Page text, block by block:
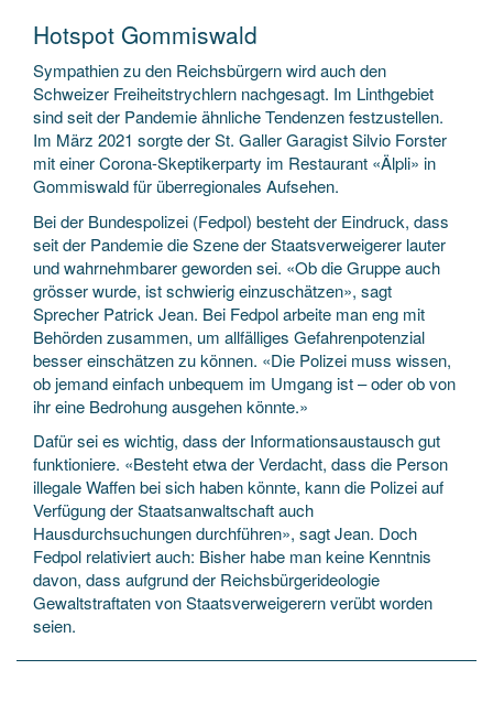
Hotspot Gommiswald
Sympathien zu den Reichsbürgern wird auch den
Schweizer Freiheitstrychlern nachgesagt. Im Linthgebiet
sind seit der Pandemie ähnliche Tendenzen festzustellen.
Im März 2021 sorgte der St. Galler Garagist Silvio Forster
mit einer Corona-Skeptikerparty im Restaurant «Älpli» in
Gommiswald für überregionales Aufsehen.
Bei der Bundespolizei (Fedpol) besteht der Eindruck, dass
seit der Pandemie die Szene der Staatsverweigerer lauter
und wahrnehmbarer geworden sei. «Ob die Gruppe auch
grösser wurde, ist schwierig einzuschätzen», sagt
Sprecher Patrick Jean. Bei Fedpol arbeite man eng mit
Behörden zusammen, um allfälliges Gefahrenpotenzial
besser einschätzen zu können. «Die Polizei muss wissen,
ob jemand einfach unbequem im Umgang ist – oder ob von
ihr eine Bedrohung ausgehen könnte.»
Dafür sei es wichtig, dass der Informationsaustausch gut
funktioniere. «Besteht etwa der Verdacht, dass die Person
illegale Waffen bei sich haben könnte, kann die Polizei auf
Verfügung der Staatsanwaltschaft auch
Hausdurchsuchungen durchführen», sagt Jean. Doch
Fedpol relativiert auch: Bisher habe man keine Kenntnis
davon, dass aufgrund der Reichsbürgerideologie
Gewaltstraftaten von Staatsverweigerern verübt worden
seien.